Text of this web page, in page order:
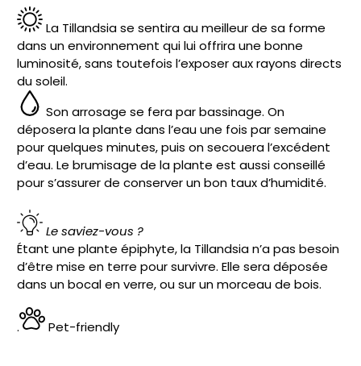
La Tillandsia se sentira au meilleur de sa forme
dans un environnement qui lui offrira une bonne
luminosité, sans toutefois l’exposer aux rayons directs
du soleil.
Son arrosage se fera par bassinage. On
déposera la plante dans l’eau une fois par semaine
pour quelques minutes, puis on secouera l’excédent
d’eau. Le brumisage de la plante est aussi conseillé
pour s’assurer de conserver un bon taux d’humidité.
Le saviez-vous ?
Étant une plante épiphyte, la Tillandsia n’a pas besoin
d’être mise en terre pour survivre. Elle sera déposée
dans un bocal en verre, ou sur un morceau de bois.
. Pet-friendly